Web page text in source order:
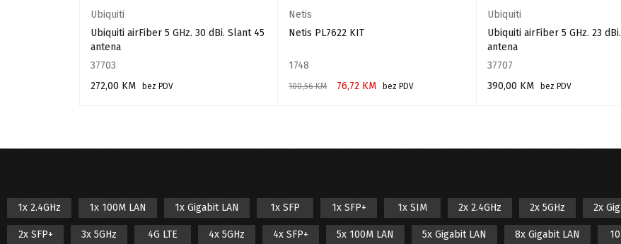
Ubiquiti
Ubiquiti airFiber 5 GHz. 30 dBi. Slant 45
antena
37703
272,00 KM
bez PDV
Netis
Netis PL7622 KIT
1748
100,56KM 76,72 KM
bez PDV
Ubiquiti
Ubiquiti airFiber 5 GHz. 23
antena
37707
390,00 KM
bez PDV
1x 2.4GHz 1x 100M LAN 1x Gigabit LAN 1x SFP 1x SFP+ 1x SIM 2x 2.4GHz 2x 5GHz 2x
2x SFP+ 3x 5GHz 4G LTE 4x 5GHz 4x SFP+ 5x 100M LAN 5x Gigabit LAN 8x Gigabit LAN